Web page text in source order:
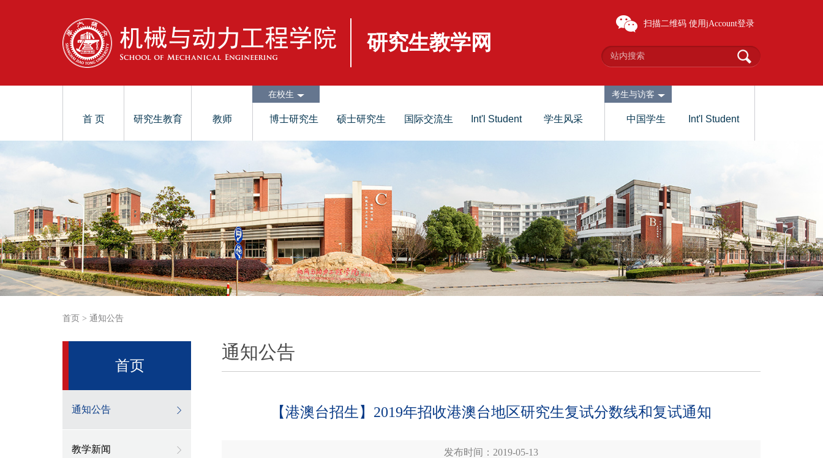
研究生教学网
扫描二维码 使用jAccount登录
首 页 研究生教育 教师
在校生
博士研究生 硕士研究生 国际交流生 Int'l Student 学生风采
考生与访客
中国学生 Int'l Student
首页 > 通知公告
首页
通知公告
教学新闻
通知公告
【港澳台招生】2019年招收港澳台地区研究生复试分数线和复试通知
发布时间：2019-05-13